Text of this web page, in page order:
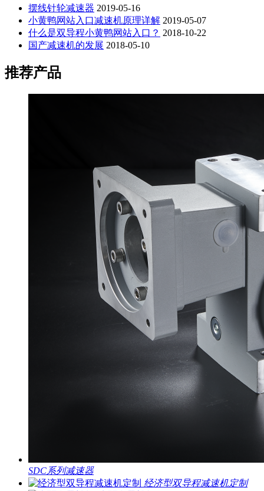
摆线针轮减速器 2019-05-16
小黄鸭网站入口减速机原理详解 2019-05-07
什么是双导程小黄鸭网站入口？ 2018-10-22
国产减速机的发展 2018-05-10
推荐产品
SDC系列减速器
经济型双导程减速机定制